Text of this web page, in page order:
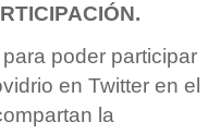
ÓN.
poder participar
en Twitter en el
la